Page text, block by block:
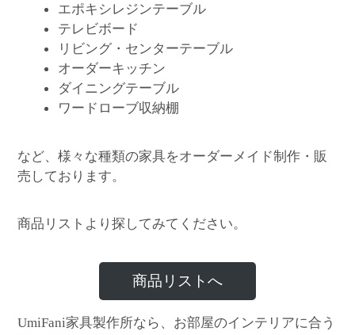
エポキシレジンテーブル
テレビボード
リビング・センターテーブル
オーダーキッチン
ダイニングテーブル
ワードローブ収納棚
など、様々な種類の家具をオーダーメイド制作・販
売しております。
商品リストより探してみてください。
商品リストへ
UmiFani家具製作所なら、お部屋のインテリアに合う